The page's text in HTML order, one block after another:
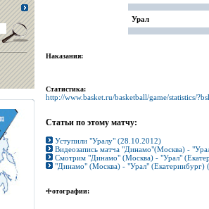
Урал
Наказания:
Статистика:
http://www.basket.ru/basketball/game/statistics/
Статьи по этому матчу:
Уступили "Уралу" (28.10.2012)
Видеозапись матча "Динамо"(Москва) -
Смотрим "Динамо" (Москва) - "Урал"
"Динамо" (Москва) - "Урал" (Екатеринбург)
Фотографии: